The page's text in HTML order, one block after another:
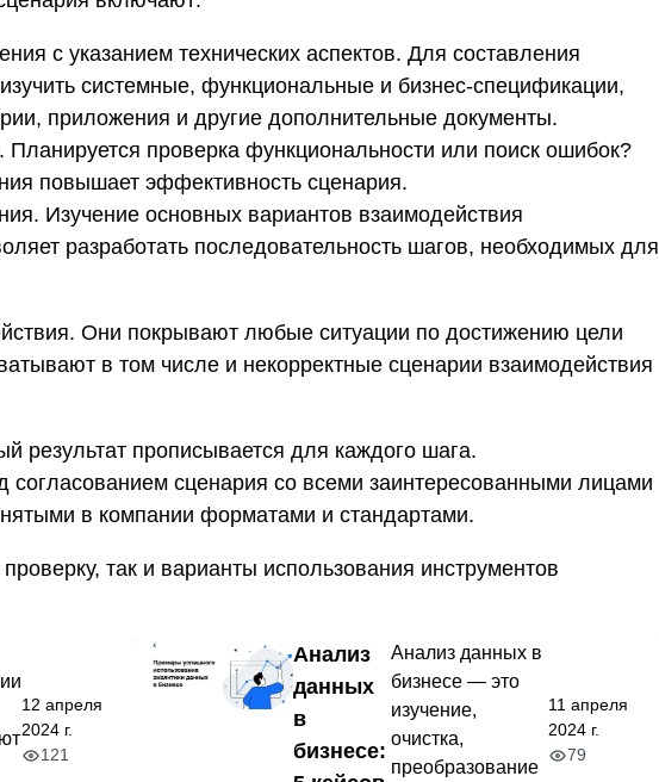
с указанием технических аспектов. Для составления
системные, функциональные и бизнес-спецификации,
приложения и другие дополнительные документы.
проверка функциональности или поиск ошибок?
повышает эффективность сценария.
Изучение основных вариантов взаимодействия
разработать последовательность шагов, необходимых для
Они покрывают любые ситуации по достижению цели
в том числе и некорректные сценарии взаимодействия
результат прописывается для каждого шага.
сценария со всеми заинтересованными лицами
в компании форматами и стандартами.
так и варианты использования инструментов
12 апреля
2024 г.
121
Анализ
данных
в
бизнесе:
Анализ данных в
бизнесе — это
изучение,
очистка,
преобразование
11 апреля
2024 г.
79